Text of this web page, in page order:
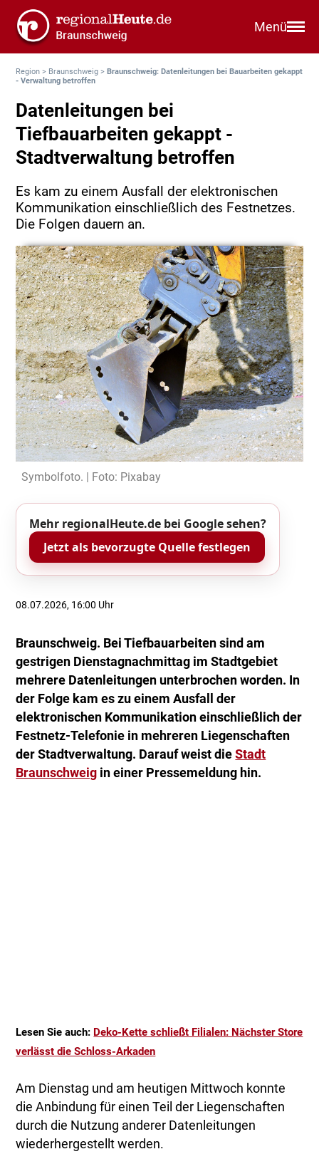
Menü
Region > Braunschweig >Braunschweig: Datenleitungen bei Bauarbeiten gekappt
- Verwaltung betroffen
Datenleitungen bei
Tiefbauarbeiten gekappt -
Stadtverwaltung betroffen
Es kam zu einem Ausfall der elektronischen
Kommunikation einschließlich des Festnetzes.
Die Folgen dauern an.
Symbolfoto. | Foto: Pixabay
Mehr regionalHeute.de bei Google sehen?
Jetzt als bevorzugte Quelle festlegen
08.07.2026, 16:00 Uhr
Braunschweig. Bei Tiefbauarbeiten sind am
gestrigen Dienstagnachmittag im Stadtgebiet
mehrere Datenleitungen unterbrochen worden. In
der Folge kam es zu einem Ausfall der
elektronischen Kommunikation einschließlich der
Festnetz-Telefonie in mehreren Liegenschaften
der Stadtverwaltung. Darauf weist dieStadt
Braunschweig in einer Pressemeldung hin.
Lesen Sie auch: Deko-Kette schließt Filialen: Nächster Store
verlässt die Schloss-Arkaden
Am Dienstag und am heutigen Mittwoch konnte
die Anbindung für einen Teil der Liegenschaften
durch die Nutzung anderer Datenleitungen
wiederhergestellt werden.